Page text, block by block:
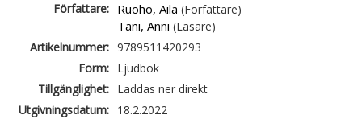
Författare: Ruoho, Aila (Författare)
Tani, Anni (Läsare)
Artikelnummer: 9789511420293
Form: Ljudbok
Tillgänglighet: Laddas ner direkt
Utgivningsdatum: 18.2.2022